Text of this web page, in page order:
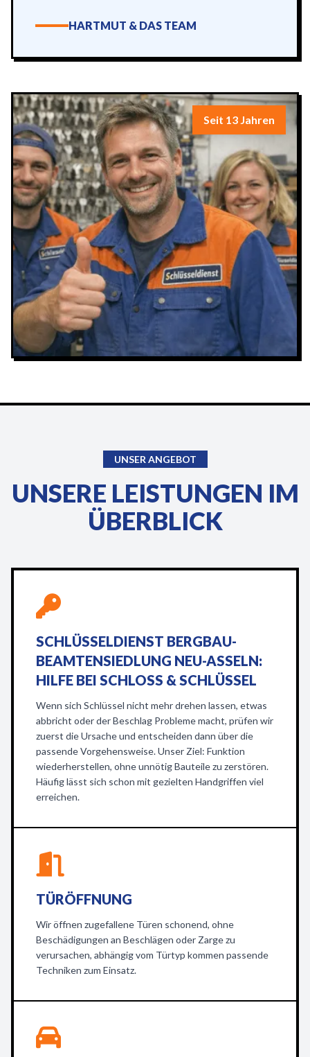
HARTMUT & DAS TEAM
Seit 13 Jahren
UNSER ANGEBOT
UNSERE LEISTUNGEN IM
ÜBERBLICK
SCHLÜSSELDIENST BERGBAU-
BEAMTENSIEDLUNG NEU-ASSELN:
HILFE BEI SCHLOSS & SCHLÜSSEL
Wenn sich Schlüssel nicht mehr drehen lassen, etwas
abbricht oder der Beschlag Probleme macht, prüfen wir
zuerst die Ursache und entscheiden dann über die
passende Vorgehensweise. Unser Ziel: Funktion
wiederherstellen, ohne unnötig Bauteile zu zerstören.
Häufig lässt sich schon mit gezielten Handgriffen viel
erreichen.
TÜRÖFFNUNG
Wir öffnen zugefallene Türen schonend, ohne
Beschädigungen an Beschlägen oder Zarge zu
verursachen, abhängig vom Türtyp kommen passende
Techniken zum Einsatz.